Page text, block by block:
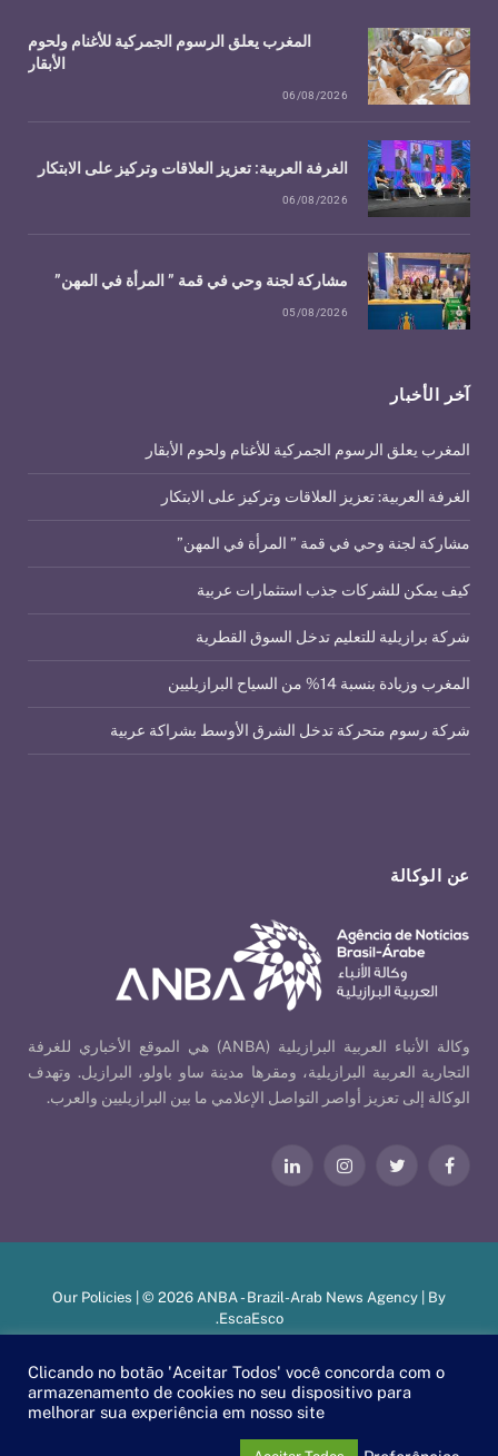
عن الوكالة
وكالة الأنباء العربية البرازيلية (ANBA) هي الموقع الأخباري للغرفة
التجارية العربية البرازيلية، ومقرها مدينة ساو باولو، البرازيل. وتهدف
الوكالة إلى تعزيز أواصر التواصل الإعلامي ما بين البرازيليين والعرب.
فيسبوكتويتر الانستغراملينكدإن
آخر الأخبار
المغرب يعلق الرسوم الجمركية للأغنام ولحوم الأبقار
الغرفة العربية: تعزيز العلاقات وتركيز على الابتكار
مشاركة لجنة وحي في قمة ” المرأة في المهن”
كيف يمكن للشركات جذب استثمارات عربية
شركة برازيلية للتعليم تدخل السوق القطرية
المغرب وزيادة بنسبة 14% من السياح البرازيليين
شركة رسوم متحركة تدخل الشرق الأوسط بشراكة عربية
المغرب يعلق الرسوم الجمركية للأغنام ولحوم
الأبقار
06/08/2026
الغرفة العربية: تعزيز العلاقات وتركيز على الابتكار
06/08/2026
مشاركة لجنة وحي في قمة ” المرأة في المهن”
05/08/2026
Our Policies | © 2026 ANBA - Brazil-Arab News Agency | By
EscaEsco
.
Clicando no botão 'Aceitar Todos' você concorda com o
armazenamento de cookies no seu dispositivo para
melhorar sua experiência em nosso site
PT
EN العربية